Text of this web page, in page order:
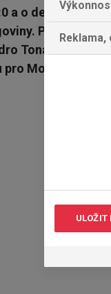
a o definitivní
Proti
Tonali, který
Moiseho
Reklama,
ULOŽIT